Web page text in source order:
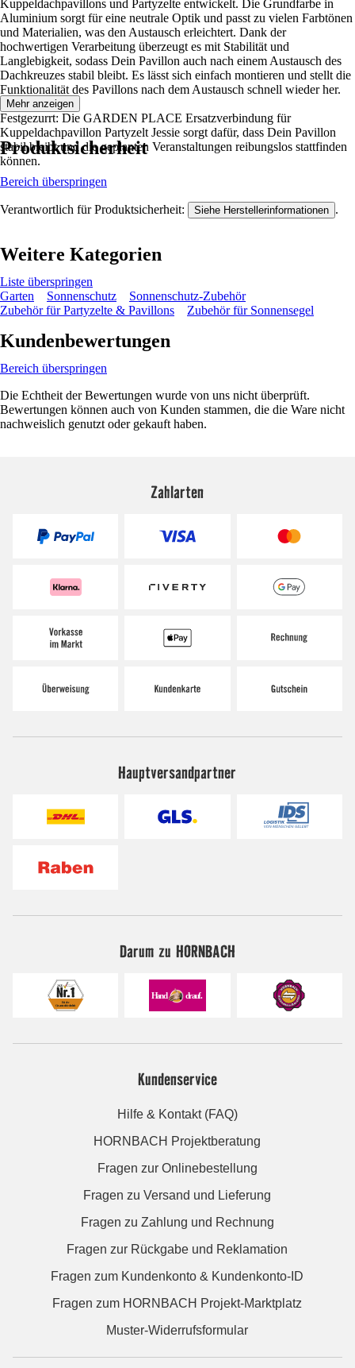
Kuppeldachpavillons und Partyzelte entwickelt. Die Grundfarbe in
Aluminium sorgt für eine neutrale Optik und passt zu vielen Farbtönen
und Materialien, was den Austausch erleichtert. Dank der
hochwertigen Verarbeitung überzeugt es mit Stabilität und
Langlebigkeit, sodass Dein Pavillon auch nach einem Austausch des
Dachkreuzes stabil bleibt. Es lässt sich einfach montieren und stellt die
Funktionalität des Pavillons nach dem Austausch schnell wieder her.
Festgezurrt: Die GARDEN PLACE Ersatzverbindung für
Kuppeldachpavillon Partyzelt Jessie sorgt dafür, dass Dein Pavillon
stabil bleibt und die geplanten Veranstaltungen reibungslos stattfinden
können.
Mehr anzeigen
Produktsicherheit
Bereich überspringen
Verantwortlich für Produktsicherheit: Siehe Herstellerinformationen .
Weitere Kategorien
Liste überspringen
Garten
Sonnenschutz
Sonnenschutz-Zubehör
Zubehör für Partyzelte & Pavillons
Zubehör für Sonnensegel
Kundenbewertungen
Bereich überspringen
Die Echtheit der Bewertungen wurde von uns nicht überprüft.
Bewertungen können auch von Kunden stammen, die die Ware nicht
nachweislich genutzt oder gekauft haben.
Zahlarten
Hauptversandpartner
Darum zu HORNBACH
Kundenservice
Hilfe & Kontakt (FAQ)
HORNBACH Projektberatung
Fragen zur Onlinebestellung
Fragen zu Versand und Lieferung
Fragen zu Zahlung und Rechnung
Fragen zur Rückgabe und Reklamation
Fragen zum Kundenkonto & Kundenkonto-ID
Fragen zum HORNBACH Projekt-Marktplatz
Muster-Widerrufsformular